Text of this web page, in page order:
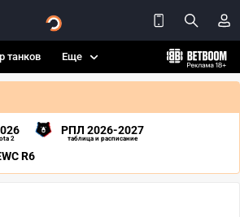
танков Еще
2
РПЛ 2026-2027
таблица и расписание
R6